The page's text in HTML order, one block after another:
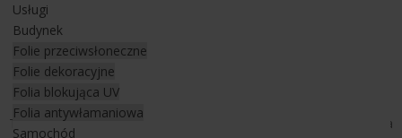
Usługi
Budynek
Folie przeciwsłoneczne
Folie dekoracyjne
Folia blokująca UV
Folia antywłamaniowa
Samochód
Ochrona lakieru
samochodowego w Cabrio
Ten sportowy kabriolet od Mercedesa przybył do nas z Rzeszowa